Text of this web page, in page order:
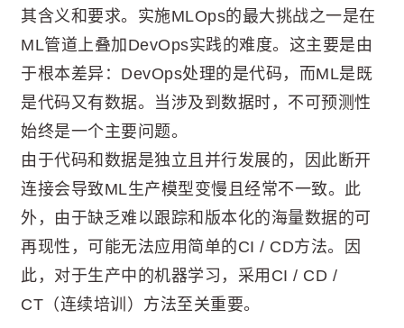
其含义和要求。实施MLOps的最大挑战之一是在
ML管道上叠加DevOps实践的难度。这主要是由
于根本差异：DevOps处理的是代码，而ML是既
是代码又有数据。当涉及到数据时，不可预测性
始终是一个主要问题。
由于代码和数据是独立且并行发展的，因此断开
连接会导致ML生产模型变慢且经常不一致。此
外，由于缺乏难以跟踪和版本化的海量数据的可
再现性，可能无法应用简单的CI / CD方法。因
此，对于生产中的机器学习，采用CI / CD /
CT（连续培训）方法至关重要。